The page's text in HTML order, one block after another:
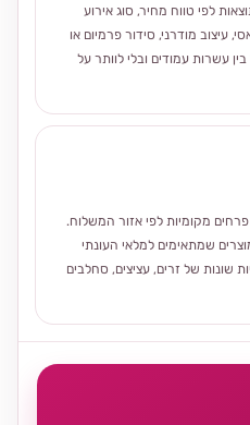
לפי טווח מחיר, סוג אירוע
עיצוב מודרני, סידור פרמיום או
עשרות עמודים ובלי לוותר על
מקומיות לפי אזור המשלוח.
שמתאימים למלאי העונתי
שונות של זרים, עציצים, סחלבים